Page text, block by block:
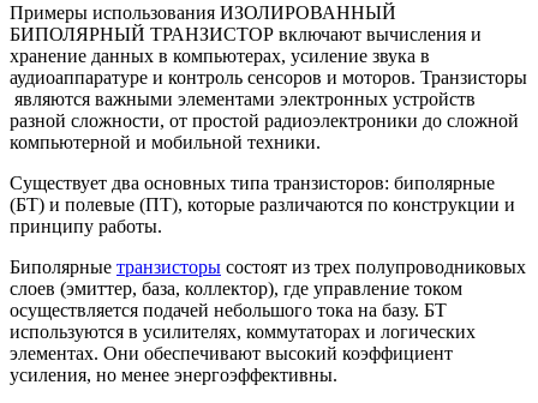
Примеры использования ИЗОЛИРОВАННЫЙ
БИПОЛЯРНЫЙ ТРАНЗИСТОР включают вычисления и
хранение данных в компьютерах, усиление звука в
аудиоаппаратуре и контроль сенсоров и моторов. Транзисторы
являются важными элементами электронных устройств
разной сложности, от простой радиоэлектроники до сложной
компьютерной и мобильной техники.
Существует два основных типа транзисторов: биполярные
(БТ) и полевые (ПТ), которые различаются по конструкции и
принципу работы.
Биполярные транзисторы состоят из трех полупроводниковых
слоев (эмиттер, база, коллектор), где управление током
осуществляется подачей небольшого тока на базу. БТ
используются в усилителях, коммутаторах и логических
элементах. Они обеспечивают высокий коэффициент
усиления, но менее энергоэффективны.